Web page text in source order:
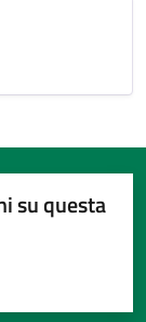
su questa